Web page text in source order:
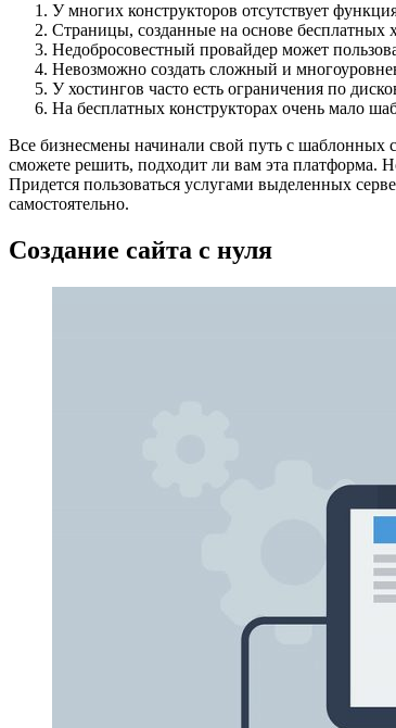
У многих конструкторов отсутствует
Страницы, созданные на основе бесплатных
Недобросовестный провайдер может
Невозможно создать сложный и
У хостингов часто есть ограничения по
На бесплатных конструкторах очень мало
Все бизнесмены начинали свой путь с шаблонных
сможете решить, подходит ли вам эта платформа.
Придется пользоваться услугами выделенных
самостоятельно.
Создание сайта с нуля